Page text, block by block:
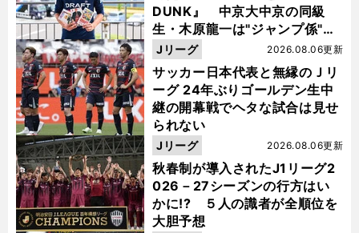
DUNK』 中京大中京の同級
生・木原龍一は"ジャンプ係"だ
った
サッカー日本代表と無縁のＪリ
ーグ 24年ぶりゴールデン生中
継の開幕戦でヘタな試合は見せ
られない
2026.08.06更新
Jリーグ
秋春制が導入されたJ1リーグ2
026－27シーズンの行方はい
かに!? ５人の識者が全順位を
大胆予想
2026.08.06更新
Jリーグ